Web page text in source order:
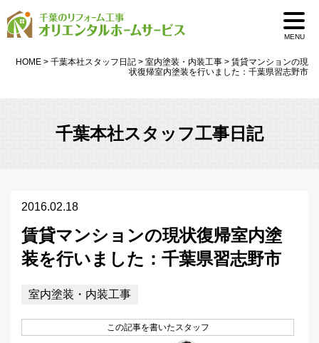
MENU
HOME > 千葉本社スタッフ日記 > 室内塗装・内装工事 > 賃貸マンションの現
状復帰室内塗装を行いました：千葉県習志野市
千葉本社スタッフ工事日記
2016.02.18
賃貸マンションの現状復帰室内塗
装を行いました：千葉県習志野市
室内塗装・内装工事
この記事を書いたスタッフ